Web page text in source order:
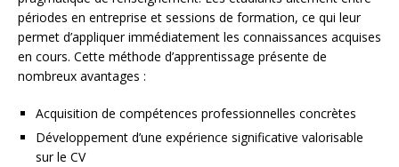
périodes en entreprise et sessions de formation, ce qui leur
permet d’appliquer immédiatement les connaissances acquises
en cours. Cette méthode d’apprentissage présente de
nombreux avantages :
Acquisition de compétences professionnelles concrètes
Développement d’une expérience significative valorisable
sur le CV